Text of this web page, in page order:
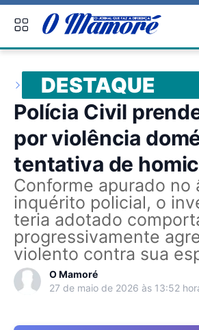
DESTAQUE
Polícia Civil
por violência
tentativa de
Conforme apurado no
inquérito policial, o
teria adotado
progressivamente
violento contra sua
O Mamoré
27 de maio de 2026 às 13:52